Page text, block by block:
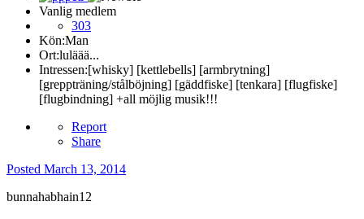
Vanlig medlem
303
Kön:Man
Ort:luläää...
Intressen:[whisky] [kettlebells] [armbrytning]
[greppträning/stålböjning] [gäddfiske] [tenkara] [flugfiske]
[flugbindning] +all möjlig musik!!!
Report
Share
Posted March 13, 2014
bunnahabhain12